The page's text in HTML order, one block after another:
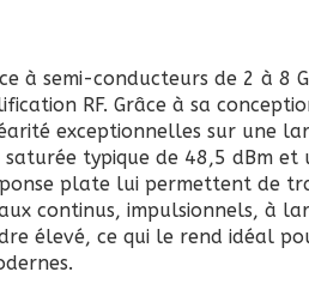
à semi-conducteurs de 2 à 8
RF. Grâce à sa
exceptionnelles sur une
typique de 48,5 dBm et
plate lui permettent de
continus, impulsionnels, à
élevé, ce qui le rend idéal